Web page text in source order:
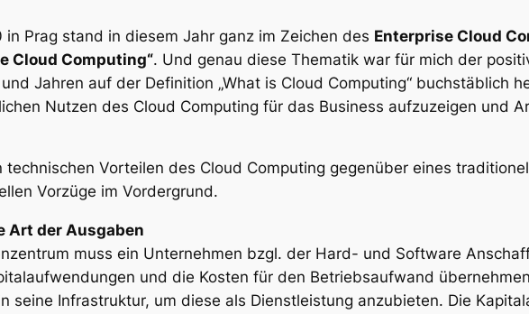
in Prag stand in diesem Jahr ganz im Zeichen des Enterprise Cloud
Cloud Computing“. Und genau diese Thematik war für mich der
Jahren auf der Definition „What is Cloud Computing“ buchstäblich
Nutzen des Cloud Computing für das Business aufzuzeigen und
Vorteilen des Cloud Computing gegenüber eines
Vorzüge im Vordergrund.
Art der Ausgaben
muss ein Unternehmen bzgl. der Hard- und Software
und die Kosten für den Betriebsaufwand
seine Infrastruktur, um diese als Dienstleistung anzubieten. Die